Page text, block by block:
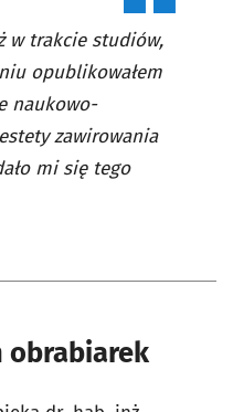
w trakcie studiów,
opublikowałem
naukowo-
zawirowania
mi się tego
obrabiarek